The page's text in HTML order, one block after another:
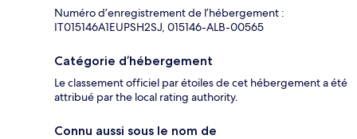
Numéro d’enregistrement de l’hébergement :
IT015146A1EUPSH2SJ, 015146-ALB-00565
Catégorie d’hébergement
Le classement officiel par étoiles de cet hébergement a été
attribué par the local rating authority.
Connu aussi sous le nom de